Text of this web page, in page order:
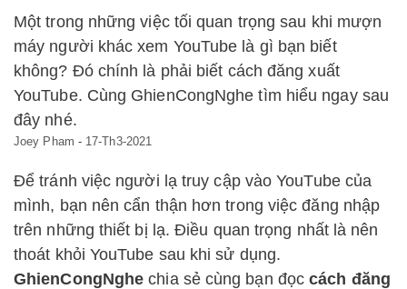
Một trong những việc tối quan trọng sau khi mượn
máy người khác xem YouTube là gì bạn biết
không? Đó chính là phải biết cách đăng xuất
YouTube. Cùng GhienCongNghe tìm hiểu ngay sau
đây nhé.
Joey Pham - 17-Th3-2021
Để tránh việc người lạ truy cập vào YouTube của
mình, bạn nên cẩn thận hơn trong việc đăng nhập
trên những thiết bị lạ. Điều quan trọng nhất là nên
thoát khỏi YouTube sau khi sử dụng.
GhienCongNghe chia sẻ cùng bạn đọccách đăng